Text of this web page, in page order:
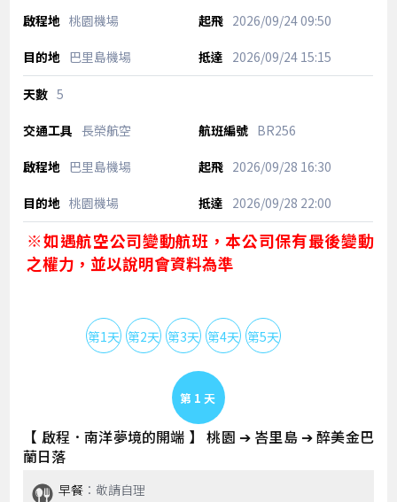
桃園機場 2026/09/2409:50
巴里島機場 2026/09/2415:15
5
長榮航空 BR256
巴里島機場 2026/09/28 16:30
桃園機場 2026/09/28 22:00
※如遇航空公司變動航班，本公司保有最後變動
之權力，並以說明會資料為準
第1天 第2天 第3天 第4天 第5天
Day 1
【 啟程．南洋夢境的開端 】 桃園 ➔ 峇里島 ➔ 醉美金巴
蘭日落
早餐 ：敬請自理